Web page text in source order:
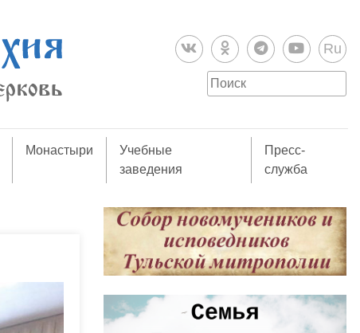
Ru
Монастыри
Учебные
заведения
Пресс-
служба